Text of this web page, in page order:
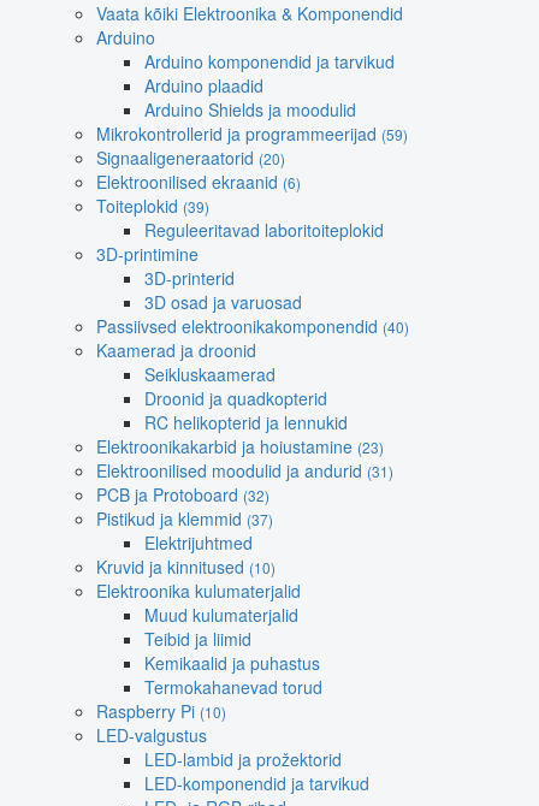
Vaata kõiki Elektroonika & Komponendid
Arduino
Arduino komponendid ja tarvikud
Arduino plaadid
Arduino Shields ja moodulid
Mikrokontrollerid ja programmeerijad (59)
Signaaligeneraatorid (20)
Elektroonilised ekraanid (6)
Toiteplokid (39)
Reguleeritavad laboritoiteplokid
3D-printimine
3D-printerid
3D osad ja varuosad
Passiivsed elektroonikakomponendid (40)
Kaamerad ja droonid
Seikluskaamerad
Droonid ja quadkopterid
RC helikopterid ja lennukid
Elektroonikakarbid ja hoiustamine (23)
Elektroonilised moodulid ja andurid (31)
PCB ja Protoboard (32)
Pistikud ja klemmid (37)
Elektrijuhtmed
Kruvid ja kinnitused (10)
Elektroonika kulumaterjalid
Muud kulumaterjalid
Teibid ja liimid
Kemikaalid ja puhastus
Termokahanevad torud
Raspberry Pi (10)
LED-valgustus
LED-lambid ja prožektorid
LED-komponendid ja tarvikud